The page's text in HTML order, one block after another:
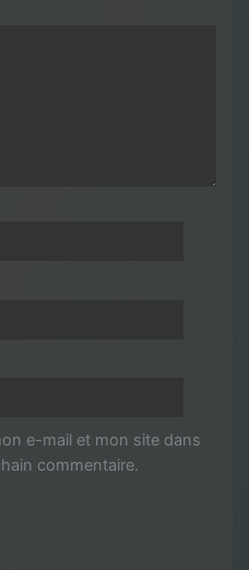
e-mail et mon site dans
commentaire.